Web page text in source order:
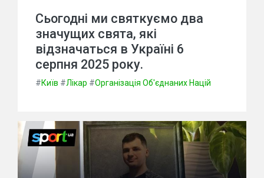
Сьогодні ми святкуємо два
значущих свята, які
відзначаться в Україні 6
серпня 2025 року.
#Київ #Лікар #Організація Об'єднаних Націй